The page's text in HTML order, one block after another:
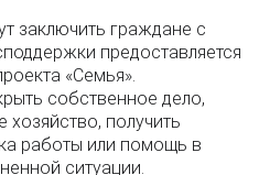
заключить граждане с
предоставляется
«Семья».
собственное дело,
хозяйство, получить
работы или помощь в
ситуации.